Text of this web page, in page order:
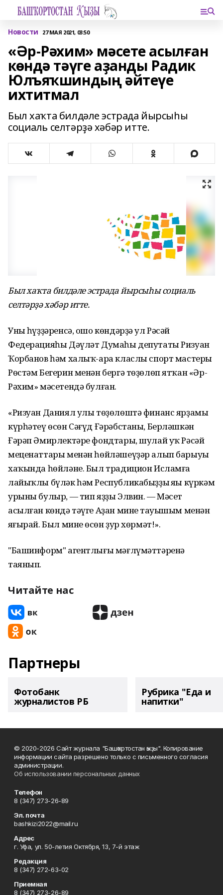
Новости 27 МАЯ 2021, 03:50
«Әр-Рәхим» мәсете асылған
көндә тәүге аҙанды Радик
Юлъяҡшиндың әйтеүе
ихтитмал
Был хаҡта билдәле эстрада йырсыһы
социаль селтәрҙә хәбәр итте.
Был хаҡта билдәле эстрада йырсыһы социаль
селтәрҙә хәбәр итте.
Уның һүҙҙәренсә, ошо көндәрҙә ул Рәсәй
Федерацияһы Дәүләт Думаһы депутаты Ризуан
Ҡорбанов һәм халыҡ-ара класлы спорт мастеры
Рөстәм Бегерин менән бергә төҙөлөп ятҡан «Әр-
Рәхим» мәсетендә булған.
«Ризуан Даниял улы төҙөлөштә финанс ярҙамы
күрһәтеү өсөн Сәғүд Ғәрәбстаны, Берләшкән
Ғәрәп Әмирлектәре фондтары, шулай уҡ Рәсәй
меценаттары менән һөйләшеүҙәр алып барыуы
хаҡында һөйләне. Был традицион Исламға
лайыҡлы бүләк һәм Республикабыҙҙың яңы күркәм
урыны булыр, — тип яҙҙы Элвин. — Мәсет
асылған көндә тәүге Аҙан минең тауышым менән
яңғырай. Был минең өсөн ҙур хөрмәт!».
"Башинформ" агентлығы мәғлүмәттәренә
таянып.
Читайте нас
Партнеры
Фотобанк
журналистов РБ
Рубрика "Еда и
напитки"
© 2020-2026 Сайт журнала "Башҡортостан ҡыҙы". Копирование
информации сайта разрешено только с письменного согласия
администрации.
Об использовании персональных данных
Телефон
8 (347) 273-26-89
Эл. почта
bashkizi2022@mail.ru
Адрес
г. Уфа, ул. 50-летия Октября, 13, 7-й этаж
Редакция
8 (347) 272-63-02
Приемная
8 (347) 273-26-89